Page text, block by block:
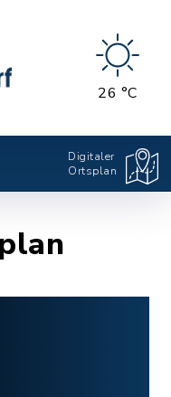
26 °C
Digitaler
Ortsplan